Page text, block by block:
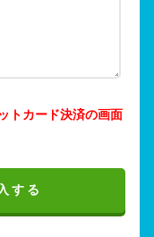
トカード決済の画面
する